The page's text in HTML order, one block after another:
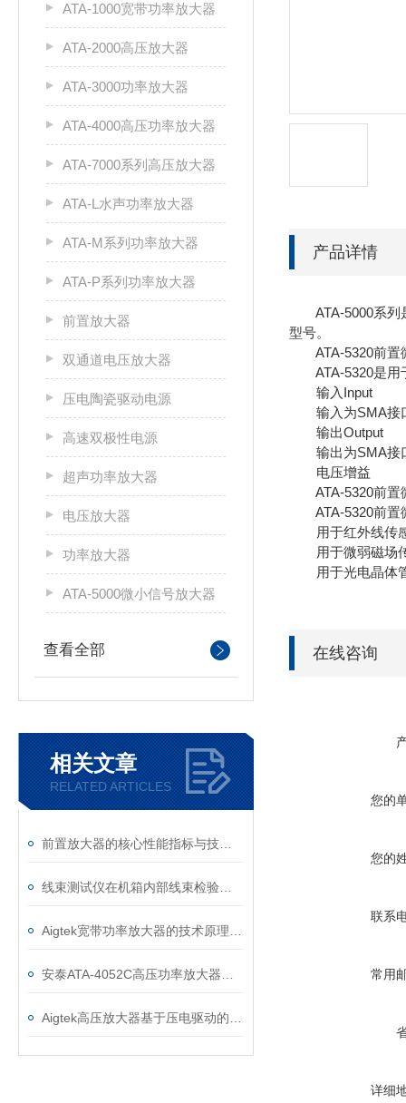
ATA-1000宽带功率放大器
ATA-2000高压放大器
ATA-3000功率放大器
ATA-4000高压功率放大器
ATA-7000系列高压放大器
ATA-L水声功率放大器
ATA-M系列功率放大器
ATA-P系列功率放大器
前置放大器
双通道电压放大器
压电陶瓷驱动电源
高速双极性电源
超声功率放大器
电压放大器
功率放大器
ATA-5000微小信号放大器
查看全部
相关文章
RELATED ARTICLES
产品详情
ATA-5000系列是
型号。
ATA-5320前置
ATA-5320是用
输入Input
输入为SMA接
输出Output
输出为SMA接口
电压增益
ATA-5320前置
ATA-5320前置
用于红外线传
用于微弱磁场
用于光电晶体
在线咨询
您的
您的
联系
常用
详细